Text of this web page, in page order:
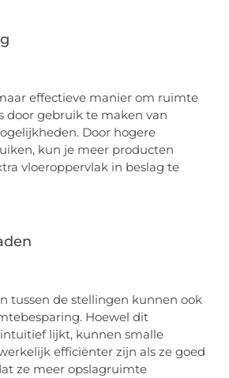
effectieve manier om ruimte
door gebruik te maken van
Door hogere
kun je meer producten
vloeroppervlak in beslag te
tussen de stellingen kunnen ook
Hoewel dit
lijkt, kunnen smalle
efficiënter zijn als ze goed
ze meer opslagruimte